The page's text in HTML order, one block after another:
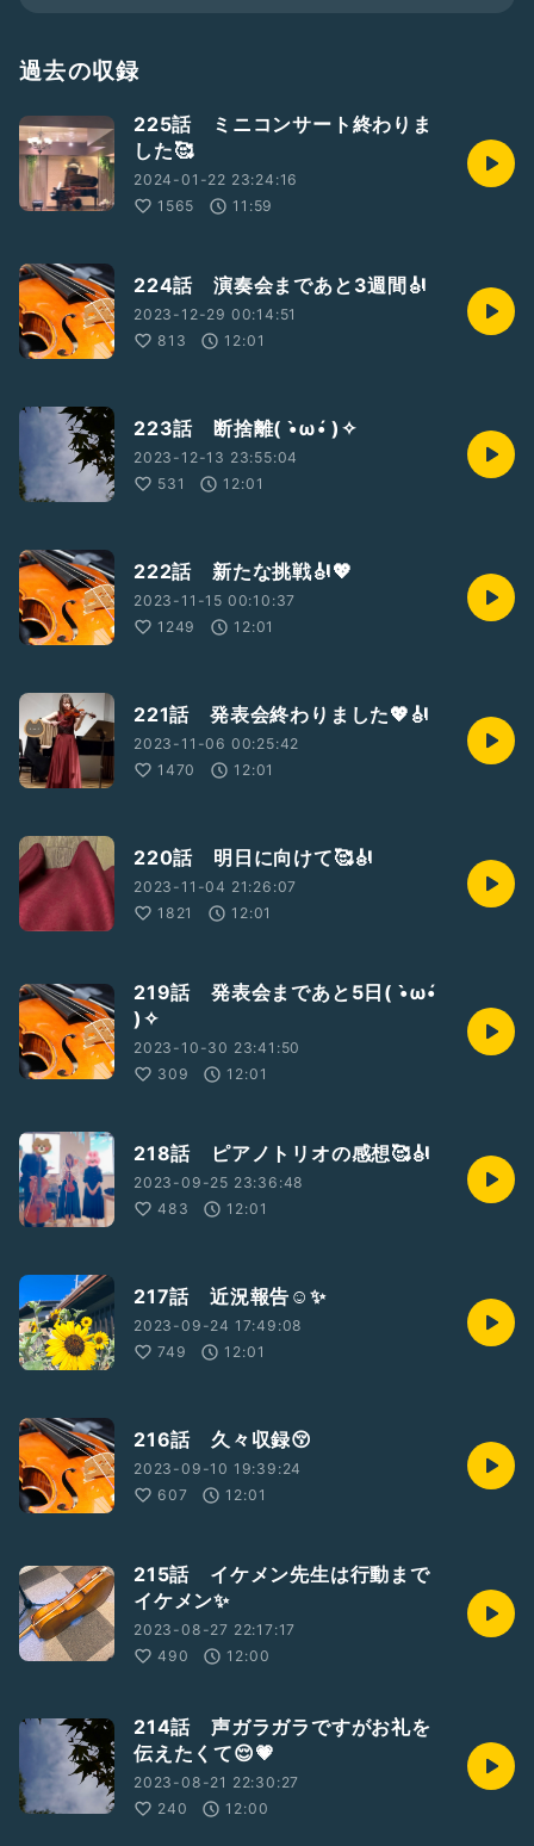
過去の収録
225話 ミニコンサート終わりま
した🥰
2024-01-22 23:24:16
1565
11:59
224話 演奏会まであと3週間🎻
2023-12-29 00:14:51
813
12:01
223話 断捨離( •̀ω•́ )✧
2023-12-13 23:55:04
531
12:01
222話 新たな挑戦🎻💖
2023-11-15 00:10:37
1249
12:01
221話 発表会終わりました💖🎻
2023-11-06 00:25:42
1470
12:01
220話 明日に向けて🥰🎻
2023-11-04 21:26:07
1821
12:01
219話 発表会まであと5日( •̀ω•́
)✧
2023-10-30 23:41:50
309
12:01
218話 ピアノトリオの感想🥰🎻
2023-09-25 23:36:48
483
12:01
217話 近況報告☺️✨
2023-09-24 17:49:08
749
12:01
216話 久々収録😚
2023-09-10 19:39:24
607
12:01
215話 イケメン先生は行動まで
イケメン✨
2023-08-27 22:17:17
490
12:00
214話 声ガラガラですがお礼を
伝えたくて😌💗
2023-08-21 22:30:27
240
12:00